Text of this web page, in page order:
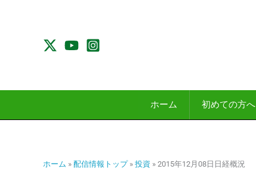
プ
ホーム 初めての方へ
ホーム » 配信情報トップ» 投資 » 2015年12月08日日経概況